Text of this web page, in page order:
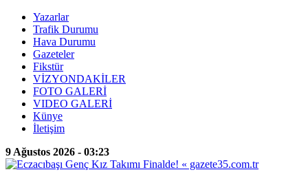
Yazarlar
Trafik Durumu
Hava Durumu
Gazeteler
Fikstür
VİZYONDAKİLER
FOTO GALERİ
VIDEO GALERİ
Künye
İletişim
9 Ağustos 2026 - 03:23